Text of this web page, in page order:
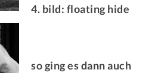
4. bild: floating hide
so ging es dann auch